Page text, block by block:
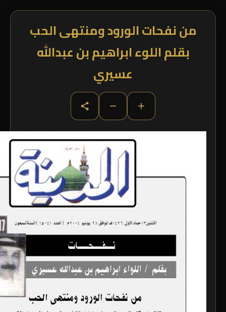
من نفحات الورود ومنتهى الحب
بقلم اللوء ابراهيم بن عبدالله
عسيري
+
−